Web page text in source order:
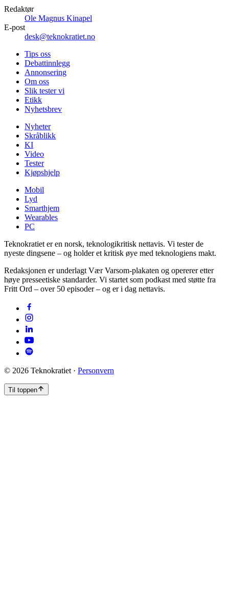
Redaktør
Ole Magnus Kinapel
E-post
desk@teknokratiet.no
Tips oss
Debattinnlegg
Annonsering
Om oss
Slik tester vi
Etikk
Nyhetsbrev
Nyheter
Skråblikk
KI
Video
Tester
Kjøpshjelp
Mobil
Lyd
Smarthjem
Wearables
PC
Teknokratiet er en norsk, teknologikritisk nettavis. Vi tester de
nyeste dingsene – og holder et kritisk øye med teknologiens makt.
Redaksjonen er underlagt Vær Varsom-plakaten og opererer etter
høye presseetiske standarder. Vi startet som podkast med støtte fra
Fritt Ord – over 50 episoder – og er i dag nettavis.
© 2026 Teknokratiet · Personvern
Til toppen